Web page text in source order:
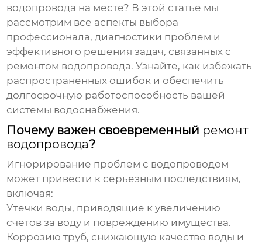
водопровода на месте? В этой статье мы
рассмотрим все аспекты выбора
профессионала, диагностики проблем и
эффективного решения задач, связанных с
ремонтом водопровода. Узнайте, как избежать
распространенных ошибок и обеспечить
долгосрочную работоспособность вашей
системы водоснабжения.
Почему важен своевременный ремонт
водопровода?
Игнорирование проблем с водопроводом
может привести к серьезным последствиям,
включая:
Утечки воды, приводящие к увеличению
счетов за воду и повреждению имущества.
Коррозию труб, снижающую качество воды и